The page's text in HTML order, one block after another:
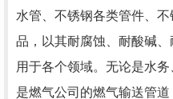
水管、不锈钢各类管件、
品，以其耐腐蚀、耐酸碱
用于各个领域。无论是水
是燃气公司的燃气输送管道